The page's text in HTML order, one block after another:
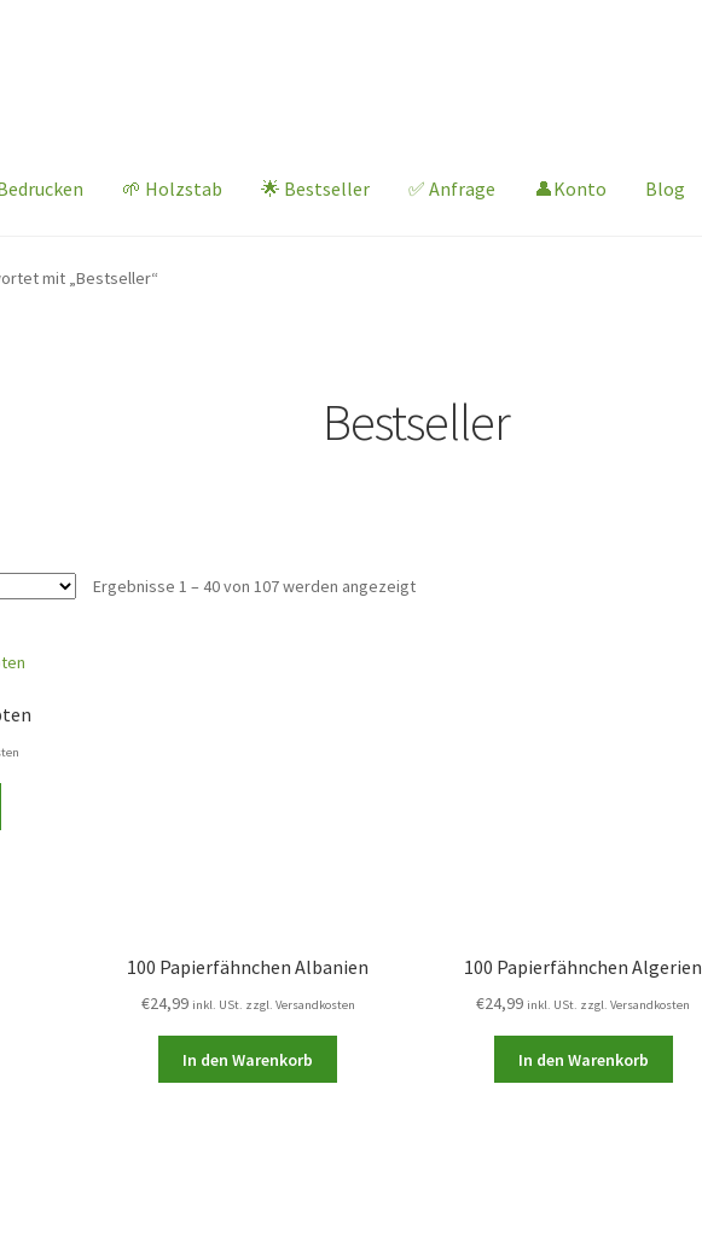
🌱 Holzstab 🌟 Bestseller ✅ Anfrage 👤Konto Blog
mit „Bestseller“
Bestseller
Ergebnisse 1 – 40 von 107 werden angezeigt
100 Papierfähnchen Albanien
€24,99 inkl. USt. zzgl. Versandkosten
In den Warenkorb
100 Papierfähnchen Algerien
€24,99 inkl. USt. zzgl. Versandkosten
In den Warenkorb